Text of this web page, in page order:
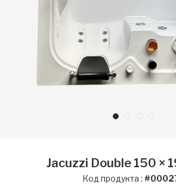
Jacuzzi Double 150 ×
Код продукта :